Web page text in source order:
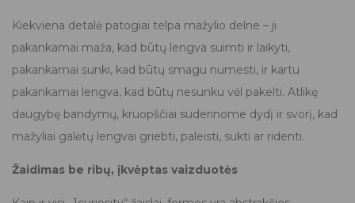
Kiekviena detalė patogiai telpa mažylio delne – ji
pakankamai maža, kad būtų lengva suimti ir laikyti,
pakankamai sunki, kad būtų smagu numesti, ir kartu
pakankamai lengva, kad būtų nesunku vėl pakelti. Atlikę
daugybę bandymų, kruopščiai suderinome dydį ir svorį, kad
mažyliai galėtų lengvai griebti, paleisti, sukti ar ridenti.
Žaidimas be ribų, įkvėptas vaizduotės